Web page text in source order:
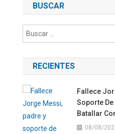
BUSCAR
RECIENTES
Fallece
Soporte
Batallar
08/08/